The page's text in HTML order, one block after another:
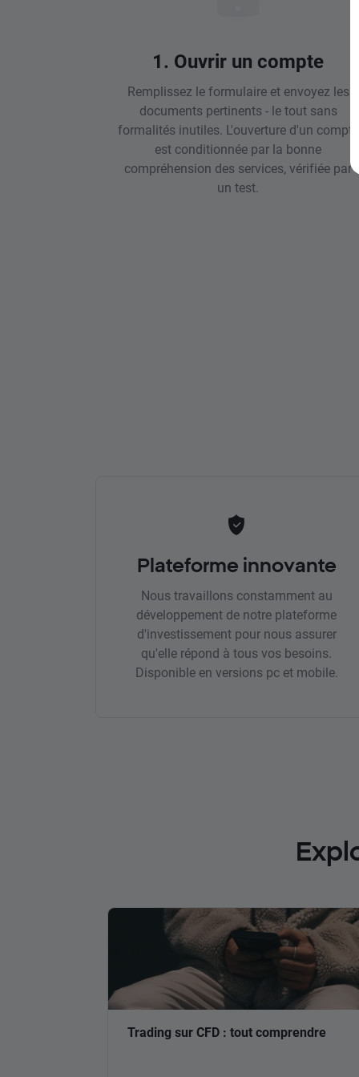
1. Ouvrir un compte
Remplissez le formulaire et envoyez les
documents pertinents - le tout sans
formalités inutiles. L'ouverture d'un compte
est conditionnée par la bonne
compréhension des services, vérifiée par
un test.
Plateforme innovante
Nous travaillons constamment au
développement de notre plateforme
d'investissement pour nous assurer
qu'elle répond à tous vos besoins.
Disponible en versions pc et mobile.
Trading sur CFD : tout comprendre